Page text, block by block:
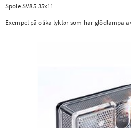
Spole SV8,5 35x11
Exempel på olika lyktor som har glödlampa